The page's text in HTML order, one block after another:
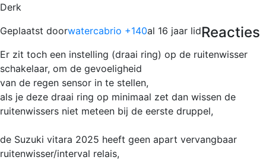
Derk
Geplaatst doorwatercabrio +140al 16 jaar lidReacties
Er zit toch een instelling (draai ring) op de ruitenwisser
schakelaar, om de gevoeligheid
van de regen sensor in te stellen,
als je deze draai ring op minimaal zet dan wissen de
ruitenwissers niet meteen bij de eerste druppel,
de Suzuki vitara 2025 heeft geen apart vervangbaar
ruitenwisser/interval relais,